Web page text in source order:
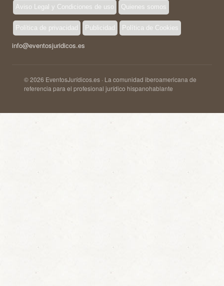
Aviso Legal y Condiciones de uso Quienes somos
Política de privacidad Publicidad Política de Cookies
info@eventosjuridicos.es
© 2026 EventosJurídicos.es · La comunidad iberoamericana de
referencia para el profesional jurídico hispanohablante